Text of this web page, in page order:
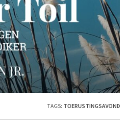
TAGS: TOERUSTINGSAVOND